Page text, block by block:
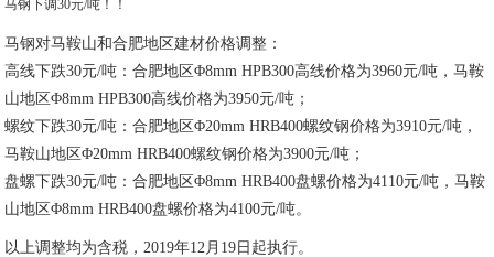
马钢下调30元/吨！！
马钢对马鞍山和合肥地区建材价格调整：
高线下跌30元/吨：合肥地区Φ8mm HPB300高线价格为3960元/吨，马鞍
山地区Φ8mm HPB300高线价格为3950元/吨；
螺纹下跌30元/吨：合肥地区Φ20mm HRB400螺纹钢价格为3910元/吨，
马鞍山地区Φ20mm HRB400螺纹钢价格为3900元/吨；
盘螺下跌30元/吨：合肥地区Φ8mm HRB400盘螺价格为4110元/吨，马鞍
山地区Φ8mm HRB400盘螺价格为4100元/吨。
以上调整均为含税，2019年12月19日起执行。